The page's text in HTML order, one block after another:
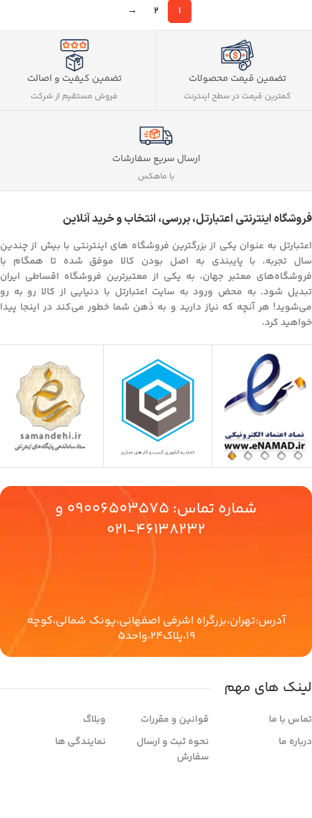
1
2
→
تضمین قیمت محصولات
کمترین قیمت در سطح اینترنت
تضمین کیفیت و اصالت
فروش مستقیم از شرکت
ارسال سریع سفارشات
با ماهکس
فروشگاه اینترنتی اعتبارتل، بررسی، انتخاب و خرید آنلاین
اعتبارتل به عنوان یکی از بزرگترین فروشگاه های اینترنتی با بیش از چندین
سال تجربه، با پایبندی به اصل بودن کالا موفق شده تا همگام با
فروشگاه‌های معتبر جهان، به یکی از معتبرترین فروشگاه اقساطی ایران
تبدیل شود. به محض ورود به سایت اعتبارتل با دنیایی از کالا رو به رو
می‌شوید! هر آنچه که نیاز دارید و به ذهن شما خطور می‌کند در اینجا پیدا
خواهید کرد.
شماره تماس: 09006503575 و
46138232-021
آدرس:تهران،بزرگراه اشرفی اصفهانی،پونک شمالی،کوچه
19،پلاک24،واحد5
لینک های مهم
تماس با ما
درباره ما
قوانین و مقررات
نحوه ثبت و ارسال
سفارش
وبلاگ
نمایندگی ها